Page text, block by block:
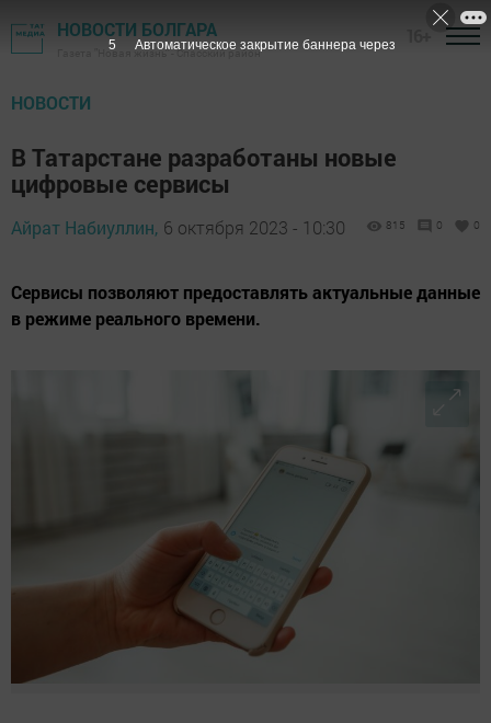
НОВОСТИ БОЛГАРА
Газета "Новая жизнь" - Спасский район
НОВОСТИ
В Татарстане разработаны новые
цифровые сервисы
Айрат Набиуллин, 6 октября 2023 - 10:30 815 0 0
Сервисы позволяют предоставлять актуальные данные
в режиме реального времени.
3 Автоматическое закрытие баннера через